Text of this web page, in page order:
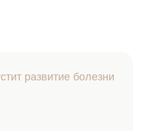
развитие болезни